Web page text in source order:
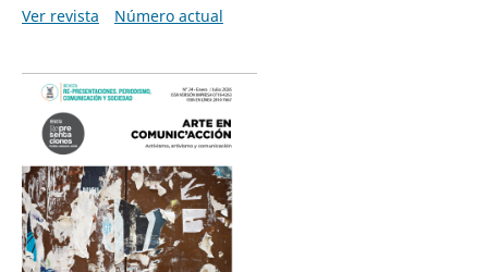
Ver revista
Número actual